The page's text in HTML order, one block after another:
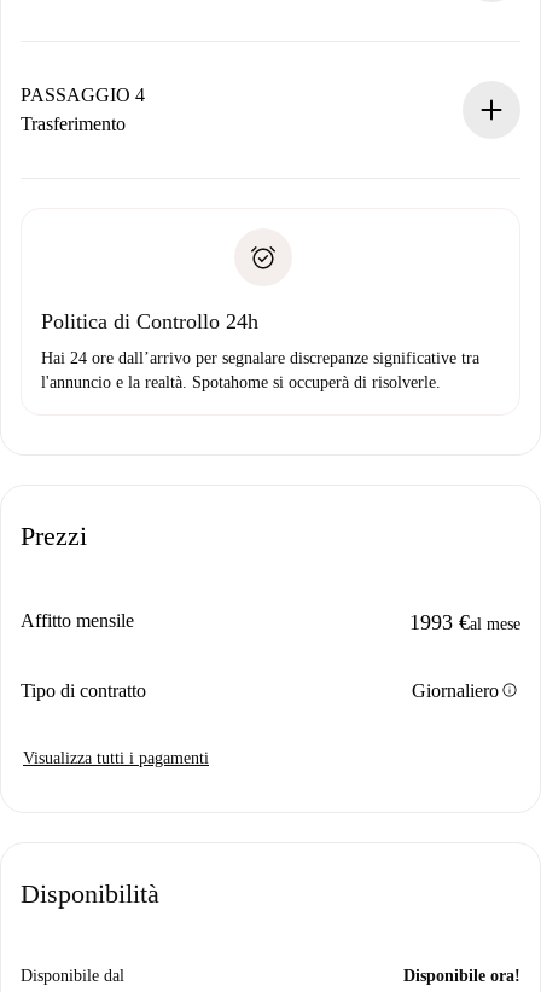
contatto con il proprietario.
Se rifiutata: non ti addebiteremo nulla e ti proporremo
Domiciliazione del pagamento
PASSAGGIO 4
Trasferimento
solo se non segnali problemi.
Politica di Controllo 24h
Hai 24 ore dall’arrivo per segnalare discrepanze significative tra
l'annuncio e la realtà. Spotahome si occuperà di risolverle.
Prezzi
Affitto mensile 1993 €al mese
Tipo di contratto Giornalieroinfo
Visualizza tutti i pagamenti
Disponibilità
Disponibile dal Disponibile ora!